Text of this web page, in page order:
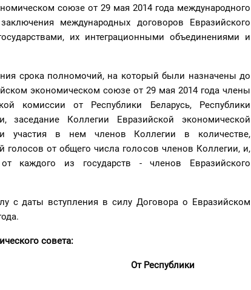
союзе от 29 мая 2014 года международного
международных договоров Евразийского
их интеграционными объединениями и
срока полномочий, на который были назначены до
экономическом союзе от 29 мая 2014 года члены
комиссии от Республики Беларусь, Республики
заседание Коллегии Евразийской экономической
участия в нем членов Коллегии в количестве,
голосов от общего числа голосов членов Коллегии, и,
каждого из государств - членов Евразийского
с даты вступления в силу Договора о Евразийском
совета:
От Республики